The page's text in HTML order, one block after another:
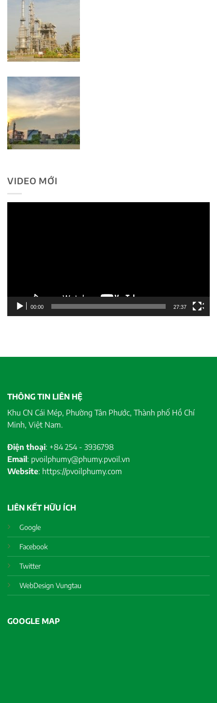
VIDEO MỚI
00:00 27:37
THÔNG TIN LIÊN HỆ
Khu CN Cái Mép, Phường Tân Phước, Thành phố Hồ Chí
Minh, Việt Nam.
Điện thoại: +84 254 - 3936798
Email: pvoilphumy@phumy.pvoil.vn
Website: https://pvoilphumy.com
LIÊN KẾT HỮU ÍCH
Google
Facebook
Twitter
WebDesign Vungtau
GOOGLE MAP